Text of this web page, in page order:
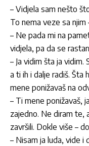
– Vidjela sam nešto
To nema veze sa njim
– Ne pada mi na
vidjela, pa da se
– Ja vidim šta ja vidim.
a ti ih i dalje radiš. Šta
mene ponižavaš na
– Ti mene ponižavaš,
zajedno. Ne diram te,
završili. Dokle više –
– Nisam ja luda, vide i